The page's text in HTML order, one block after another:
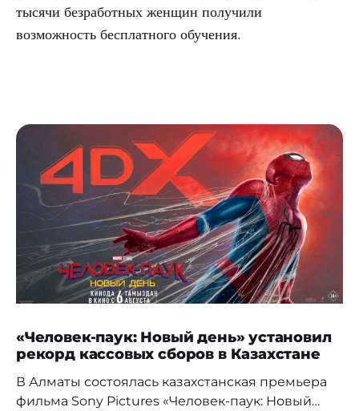
тысячи безработных женщин получили
возможность бесплатного обучения.
«Человек-паук: Новый день» установил
рекорд кассовых сборов в Казахстане
В Алматы состоялась казахстанская премьера
фильма Sony Pictures «Человек-паук: Новый